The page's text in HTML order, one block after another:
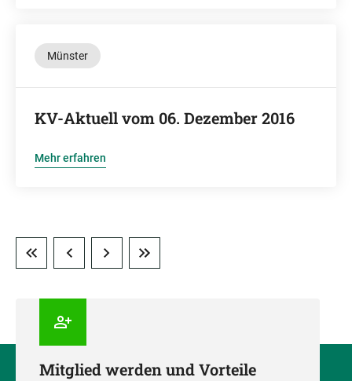
Münster
KV-Aktuell vom 06. Dezember 2016
Mehr erfahren
Mitglied werden und Vorteile